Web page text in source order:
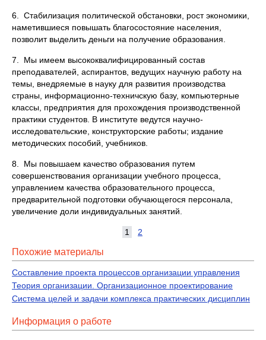
6. Стабилизация политической обстановки, рост экономики,
наметившиеся повышать благосостояние населения,
позволит выделить деньги на получение образования.
7. Мы имеем высококвалифицированный состав
преподавателей, аспирантов, ведущих научную работу на
темы, внедряемые в науку для развития производства
страны, информационно-техничскую базу, компьютерные
классы, предприятия для прохождения производственной
практики студентов. В институте ведутся научно-
исследовательские, конструкторские работы; издание
методических пособий, учебников.
8. Мы повышаем качество образования путем
совершенствования организации учебного процесса,
управлением качества образовательного процесса,
предварительной подготовки обучающегося персонала,
увеличение доли индивидуальных занятий.
1 2
Похожие материалы
Составление проекта процессов организации управления
Теория организации. Организационное проектирование
Система целей и задачи комплекса практических дисциплин
Информация о работе